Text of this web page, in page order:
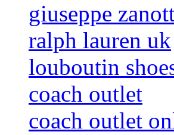
giuseppe
ralph lauren uk
louboutin
coach outlet
coach outlet